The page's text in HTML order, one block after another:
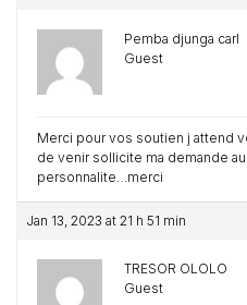
Pemba djunga carl
Guest
Merci pour vos soutien j attend
de venir sollicite ma demande
personnalite…merci
Jan 13, 2023 at 21 h 51 min
TRESOR OLOLO
Guest